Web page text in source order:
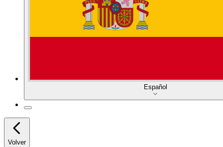
Español
Volver